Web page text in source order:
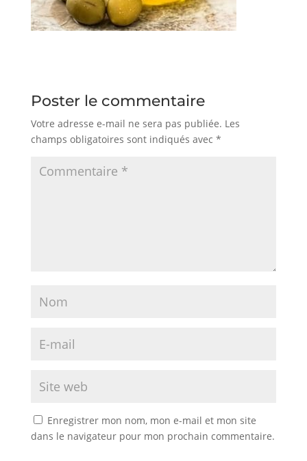
Poster le commentaire
Votre adresse e-mail ne sera pas publiée. Les
champs obligatoires sont indiqués avec *
Enregistrer mon nom, mon e-mail et mon site
dans le navigateur pour mon prochain commentaire.